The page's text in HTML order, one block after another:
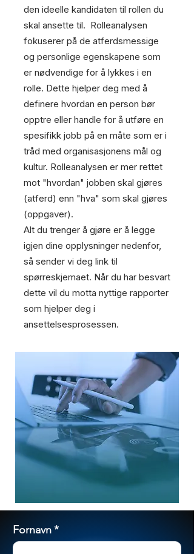
den ideelle kandidaten til rollen du
skal ansette til. Rolleanalysen
fokuserer på de atferdsmessige
og personlige egenskapene som
er nødvendige for å lykkes i en
rolle. Dette hjelper deg med å
definere hvordan en person bør
opptre eller handle for å utføre en
spesifikk jobb på en måte som er i
tråd med organisasjonens mål og
kultur. Rolleanalysen er mer rettet
mot "hvordan" jobben skal gjøres
(atferd) enn "hva" som skal gjøres
(oppgaver).
Alt du trenger å gjøre er å legge
igjen dine opplysninger nedenfor,
så sender vi deg link til
spørreskjemaet. Når du har besvart
dette vil du motta nyttige rapporter
som hjelper deg i
ansettelsesprosessen.
Fornavn*